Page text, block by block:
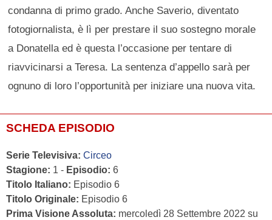
condanna di primo grado. Anche Saverio, diventato
fotogiornalista, è lì per prestare il suo sostegno morale
a Donatella ed è questa l’occasione per tentare di
riavvicinarsi a Teresa. La sentenza d’appello sarà per
ognuno di loro l’opportunità per iniziare una nuova vita.
SCHEDA EPISODIO
Serie Televisiva: Circeo
Stagione: 1 - Episodio: 6
Titolo Italiano: Episodio 6
Titolo Originale: Episodio 6
Prima Visione Assoluta: mercoledì 28 Settembre 2022 su